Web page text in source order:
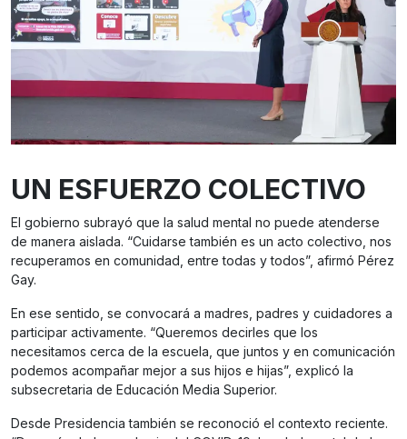
UN ESFUERZO COLECTIVO
El gobierno subrayó que la salud mental no puede atenderse
de manera aislada. “Cuidarse también es un acto colectivo, nos
recuperamos en comunidad, entre todas y todos”, afirmó Pérez
Gay.
En ese sentido, se convocará a madres, padres y cuidadores a
participar activamente. “Queremos decirles que los
necesitamos cerca de la escuela, que juntos y en comunicación
podemos acompañar mejor a sus hijos e hijas”, explicó la
subsecretaria de Educación Media Superior.
Desde Presidencia también se reconoció el contexto reciente.